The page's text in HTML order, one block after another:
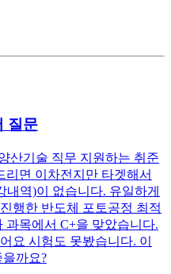
질문
산기술 직무 지원하는 취준
면 이차전지만 타겟해서
역)이 없습니다. 유일하게
행한 반도체 포토공정 최적
과목에서 C+을 맞았습니다.
요 시험도 못봤습니다. 이
까요?